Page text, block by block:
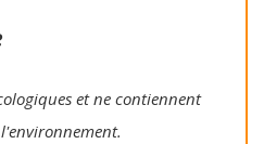
et ne contiennent